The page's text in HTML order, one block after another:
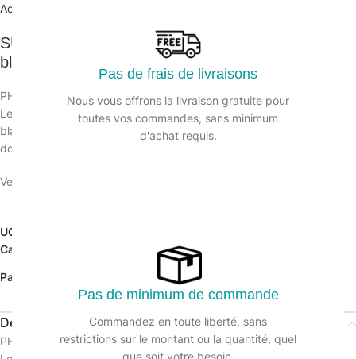
Pas de frais de livraisons
Nous vous offrons la livraison gratuite pour
toutes vos commandes, sans minimum
d'achat requis.
Pas de minimum de commande
Commandez en toute liberté, sans
restrictions sur le montant ou la quantité, quel
que soit votre besoin.
Accueil
SUPER DOM180 PH gaufré p. ouate Ecolabel
blanc 180 feuilles – 96 rlx
PH Superdom 180 feuilles ECOLABEL
Le papier Superdom blanc est un produit fabriqué en pure ouate
blanche. Grand rouleau compatible avec nos distributeur de PH
domestique.
Veuillez vous connecter pour voir les prix.
UGS :
Catégorie :
Partager:
Description
PH Superdom 180 feuilles ECOLABEL